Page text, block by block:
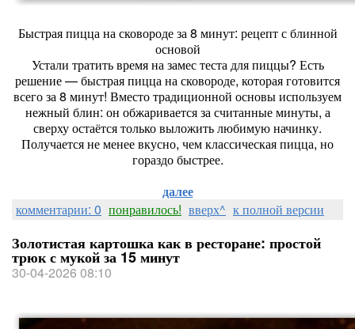
Быстрая пицца на сковороде за 8 минут: рецепт с блинной
основой
Устали тратить время на замес теста для пиццы? Есть
решение — быстрая пицца на сковороде, которая готовится
всего за 8 минут! Вместо традиционной основы используем
нежный блин: он обжаривается за считанные минуты, а
сверху остаётся только выложить любимую начинку.
Получается не менее вкусно, чем классическая пицца, но
гораздо быстрее.
далее
комментарии: 0 понравилось! вверх^ к полной версии
Золотистая картошка как в ресторане: простой
трюк с мукой за 15 минут
30-04-2026 08:10